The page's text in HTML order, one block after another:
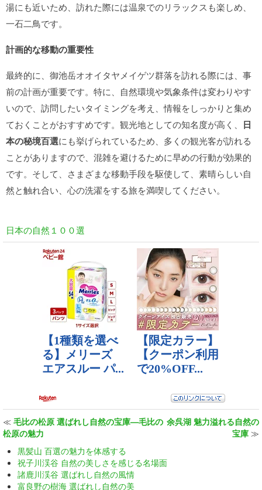
湯にも近いため、訪れた際には温泉でのリラックスも楽しめ、
一石二鳥です。
計画的な移動の重要性
最終的に、御池岳オオイタヤメイゲツ群落を訪れる際には、事
前の計画が重要です。特に、自然環境や気象条件は変わりやす
いので、訪問したいタイミングを考え、情報をしっかりと集め
ておくことがおすすめです。観光地としての知名度が高く、 日
本の秘境百選にも挙げられているため、多くの観光客が訪れる
ことがありますので、混雑を避けるために早めの行動が効果的
です。そして、さまざまな移動手段を駆使して、素晴らしい自
然と触れ合い、心の洗濯をする旅を満喫してください。
日本の自然１００選
≪ 毛比の松原 選ばれし自然の宝庫—毛比の
松原の魅力
余呉湖 魅力溢れる自然の
宝庫 ≫
黒髪山 百選の魅力を体感する
祝子川渓谷 自然の美しさを感じる名場面
諸鹿川渓谷 選ばれし自然の風情
富良野の樹海 選ばれし自然の美